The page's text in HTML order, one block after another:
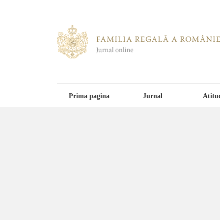
Prima pagina Jurnal